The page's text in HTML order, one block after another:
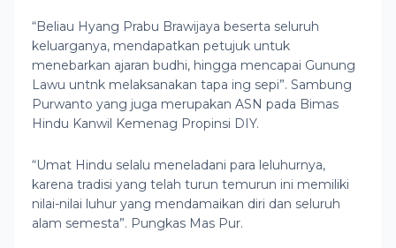
“Beliau Hyang Prabu Brawijaya beserta seluruh
keluarganya, mendapatkan petujuk untuk
menebarkan ajaran budhi, hingga mencapai Gunung
Lawu untnk melaksanakan tapa ing sepi”. Sambung
Purwanto yang juga merupakan ASN pada Bimas
Hindu Kanwil Kemenag Propinsi DIY.
“Umat Hindu selalu meneladani para leluhurnya,
karena tradisi yang telah turun temurun ini memiliki
nilai-nilai luhur yang mendamaikan diri dan seluruh
alam semesta”. Pungkas Mas Pur.